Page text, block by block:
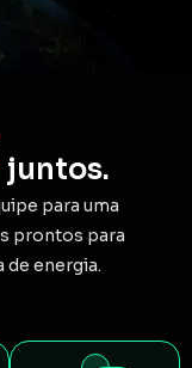
juntos.
para uma
prontos para
energia.